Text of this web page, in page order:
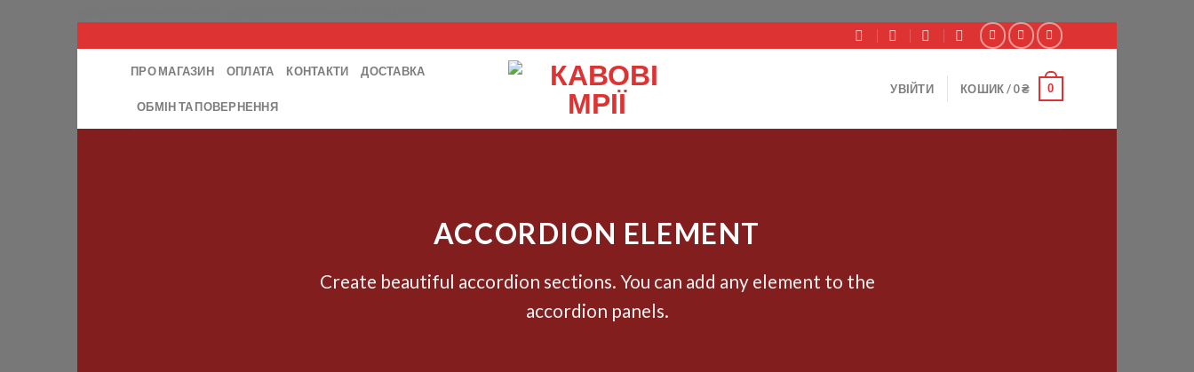
вмісту
ПРО МАГАЗИН ОПЛАТА КОНТАКТИ ДОСТАВКА
ОБМІН ТА ПОВЕРНЕННЯ
УВІЙТИ КОШИК /0₴ 0
ACCORDION ELEMENT
Create beautiful accordion sections. You can add any element to the
accordion panels.